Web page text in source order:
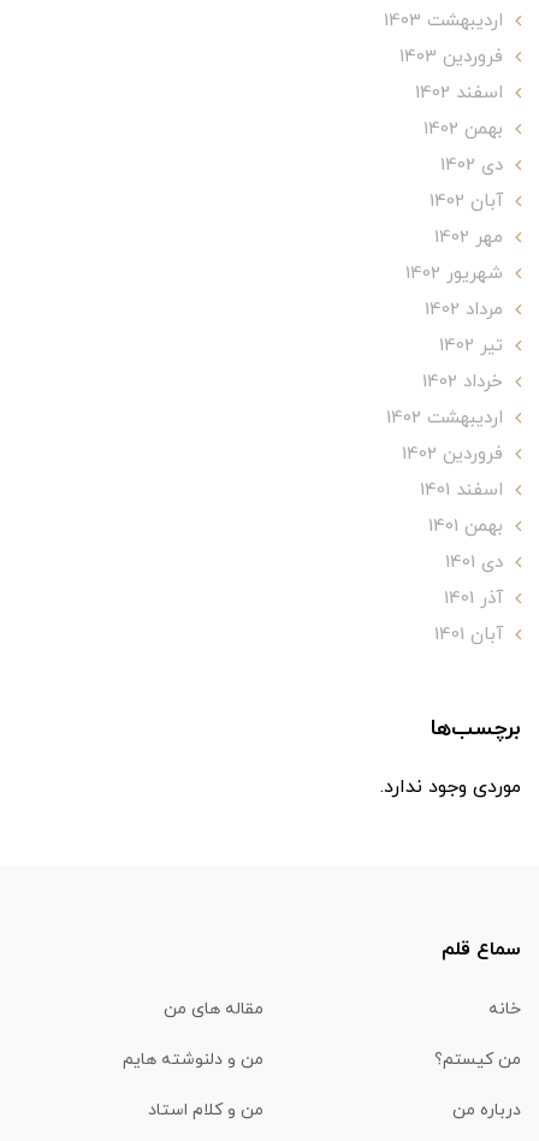
ارديبهشت 1403
فروردین 1403
اسفند 1402
بهمن 1402
دی 1402
آبان 1402
مهر 1402
شهریور 1402
مرداد 1402
تير 1402
خرداد 1402
ارديبهشت 1402
فروردین 1402
اسفند 1401
بهمن 1401
دی 1401
آذر 1401
آبان 1401
برچسب‌ها
موردی وجود ندارد.
سماع قلم
خانه مقاله های من
من کیستم؟ من و دلنوشته هایم
درباره من من و کلام استاد